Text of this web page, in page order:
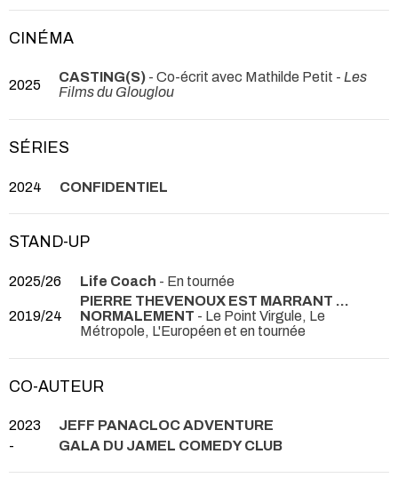
CINÉMA
2025 CASTING(S) - Co-écrit avec Mathilde Petit - Les
Films du Glouglou
SÉRIES
2024 CONFIDENTIEL
STAND-UP
2025/26 Life Coach - En tournée
2019/24
PIERRE THEVENOUX EST MARRANT ...
NORMALEMENT - Le Point Virgule, Le
Métropole, L'Européen et en tournée
CO-AUTEUR
2023
JEFF PANACLOC ADVENTURE
-
GALA DU JAMEL COMEDY CLUB